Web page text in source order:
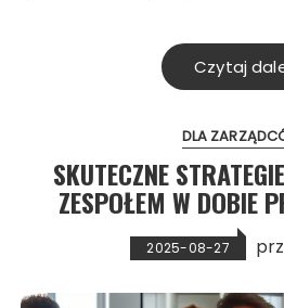
Czytaj
DLA
SKUTECZNE
ZESPOŁEM W DOBIE
2025-08-27